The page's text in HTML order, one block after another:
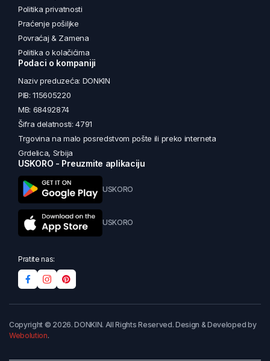
Politika privatnosti
Praćenje pošiljke
Povraćaj & Zamena
Politika o kolačićima
Podaci o kompaniji
Naziv preduzeća: DONKIN
PIB: 115605220
MB: 68492874
Šifra delatnosti: 4791
Trgovina na malo posredstvom pošte ili preko interneta
Grdelica, Srbija
USKORO - Preuzmite aplikaciju
USKORO
USKORO
Pratite nas:
Copyright © 2026. DONKIN. All Rights Reserved. Design & Developed by
Webolution.